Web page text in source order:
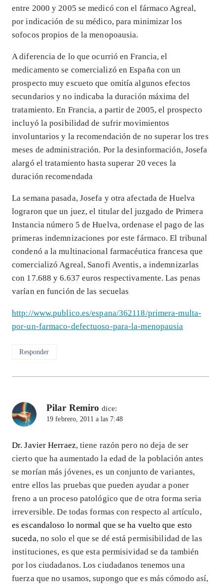
entre 2000 y 2005 se medicó con el fármaco Agreal,
por indicación de su médico, para minimizar los
sofocos propios de la menopoausia.
A diferencia de lo que ocurrió en Francia, el
medicamento se comercializó en España con un
prospecto muy escueto que omitía algunos efectos
secundarios y no indicaba la duración máxima del
tratamiento. En Francia, a partir de 2005, el prospecto
incluyó la posibilidad de sufrir movimientos
involuntarios y la recomendación de no superar los tres
meses de administración. Por la desinformación, Josefa
alargó el tratamiento hasta superar 20 veces la
duración recomendada
La semana pasada, Josefa y otra afectada de Huelva
lograron que un juez, el titular del juzgado de Primera
Instancia número 5 de Huelva, ordenase el pago de las
primeras indemnizaciones por este fármaco. El tribunal
condenó a la multinacional farmacéutica francesa que
comercializó Agreal, Sanofi Aventis, a indemnizarlas
con 17.688 y 6.637 euros respectivamente. Las penas
varían en función de las secuelas
http://www.publico.es/espana/362118/primera-multa-
por-un-farmaco-defectuoso-para-la-menopausia
Responder
Pilar Remiro dice:
19 febrero, 2011 a las 7:48
Dr. Javier Herraez, tiene razón pero no deja de ser
cierto que ha aumentado la edad de la población antes
se morían más jóvenes, es un conjunto de variantes,
entre ellos las pruebas que pueden ayudar a poner
freno a un proceso patológico que de otra forma seria
irreversible. De todas formas con respecto al artículo,
es escandaloso lo normal que se ha vuelto que esto
suceda, no solo el que se dé está permisibilidad de las
instituciones, es que esta permisividad se da también
por los ciudadanos. Los ciudadanos tenemos una
fuerza que no usamos, supongo que es más cómodo así,